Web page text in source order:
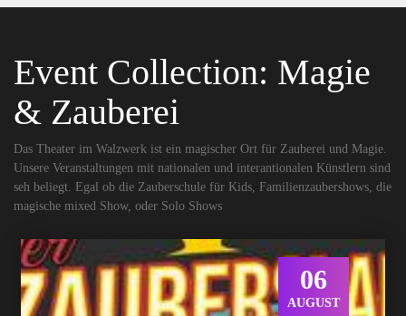
Event Collection: Magie
& Zauberei
Das Theater im Walzwerk ist ein magischer Ort für Zauberei und Magie.
Unsere Veranstaltungen mit nationalen und interantionalen Künstlern sind
seh beliegt. Egal ob die Zauberschule für Kids, Familienzaubershows, die
magische mixed Show, oder Solo Shows
06
AUGUST